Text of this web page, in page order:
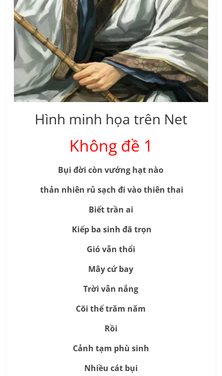
Hình minh họa trên Net
Không đề 1
Bụi đời còn vướng hạt nào
thản nhiên rủ sạch đi vào thiên thai
Biết trần ai
Kiếp ba sinh đã trọn
Gió vẫn thổi
Mây cứ bay
Trời vẫn nắng
Cõi thế trăm năm
Rồi
Cảnh tạm phù sinh
Nhiều cát bụi